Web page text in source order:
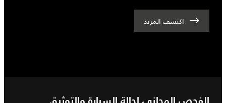
اكتشف المزيد